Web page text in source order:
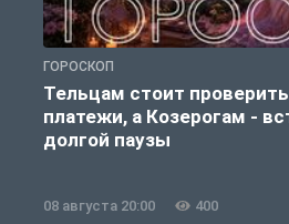
ГОРОСКОП
Тельцам стоит
платежи, а Козерогам -
долгой паузы
08 августа 20:00 400